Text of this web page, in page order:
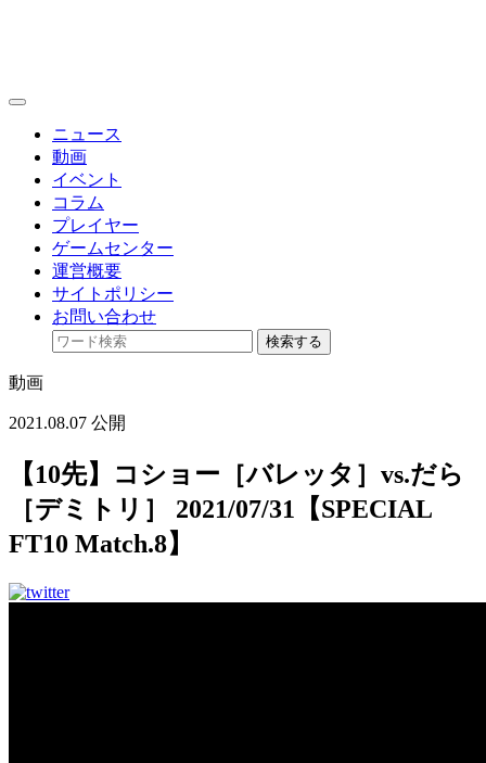
toggle
ニュース
動画
イベント
コラム
プレイヤー
ゲームセンター
運営概要
サイトポリシー
お問い合わせ
検索する
動画
2021.08.07 公開
【10先】コショー［バレッタ］vs.だら
［デミトリ］ 2021/07/31【SPECIAL
FT10 Match.8】